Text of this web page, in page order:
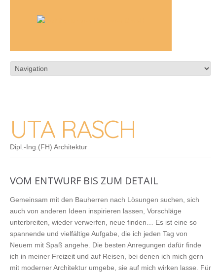
UTA RASCH
Dipl.-Ing.(FH) Architektur
VOM ENTWURF BIS ZUM DETAIL
Gemeinsam mit den Bauherren nach Lösungen suchen, sich
auch von anderen Ideen inspirieren lassen, Vorschläge
unterbreiten, wieder verwerfen, neue finden… Es ist eine so
spannende und vielfältige Aufgabe, die ich jeden Tag von
Neuem mit Spaß angehe. Die besten Anregungen dafür finde
ich in meiner Freizeit und auf Reisen, bei denen ich mich gern
mit moderner Architektur umgebe, sie auf mich wirken lasse. Für